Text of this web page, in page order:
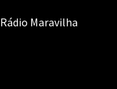
Rádio Maravilha